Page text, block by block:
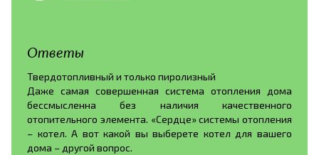
Ответы
Твердотопливный и только пиролизный
Даже самая совершенная система отопления дома
бессмысленна без наличия качественного
отопительного элемента. «Сердце» системы отопления
– котел. А вот какой вы выберете котел для вашего
дома – другой вопрос.